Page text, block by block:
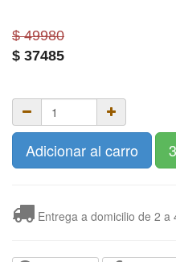
$ 49980
$ 37485
Adicionar al carro
Entrega a domicilio de 2 a